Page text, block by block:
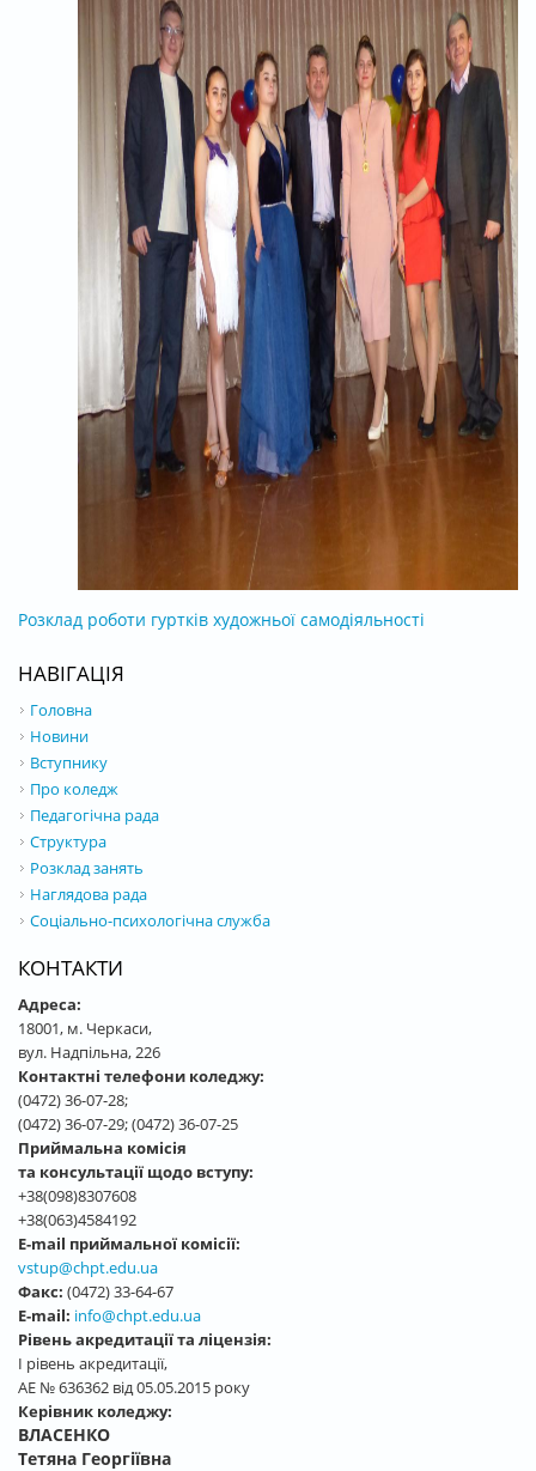
Розклад роботи гуртків художньої самодіяльності
НАВІГАЦІЯ
Головна
Новини
Вступнику
Про коледж
Педагогічна рада
Структура
Розклад занять
Наглядова рада
Соціально-психологічна служба
КОНТАКТИ
Адреса:
18001, м. Черкаси,
вул. Надпільна, 226
Контактні телефони коледжу:
(0472) 36-07-28;
(0472) 36-07-29; (0472) 36-07-25
Приймальна комісія
та консультації щодо вступу:
+38(098)8307608
+38(063)4584192
E-mail приймальної комісії:
vstup@chpt.edu.ua
Факс: (0472) 33-64-67
E-mail: info@chpt.edu.ua
Рівень акредитації та ліцензія:
І рівень акредитації,
АЕ № 636362 від 05.05.2015 року
Керівник коледжу:
ВЛАСЕНКО
Тетяна Георгіївна